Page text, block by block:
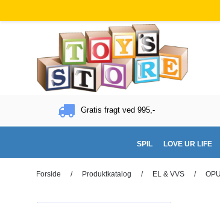
Gratis fragt ved 995,-
SPIL LOVE UR LIFE
Forside / Produktkatalog / EL & VVS /